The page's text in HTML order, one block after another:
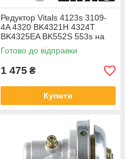
Редуктор Vitals 4123s 3109-
4A 4320 BK4321H 4324T
BK4325EA BK552S 553s на
бензотример Віталс BK5220
BK5223А BK5226T BK5227H
Готово до відправки
1 475 ₴
Купити